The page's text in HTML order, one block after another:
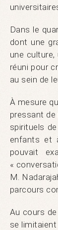
Dans le
dont une
une
réuni pour
au sein de
À mesure
pressant
spirituels
enfants et
pouvait
«
M.
parcours
Au cours
se